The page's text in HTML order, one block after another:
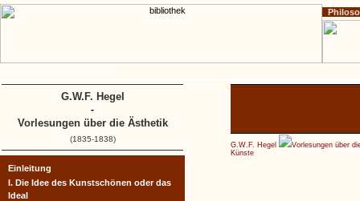
G.W.F. Hegel
Vorlesungen über
Künste
Einleitung
I. Die Idee des Kunstschönen oder das
Ideal
G.W.F. Hegel
-
Vorlesungen über die Ästhetik
(1835-1838)